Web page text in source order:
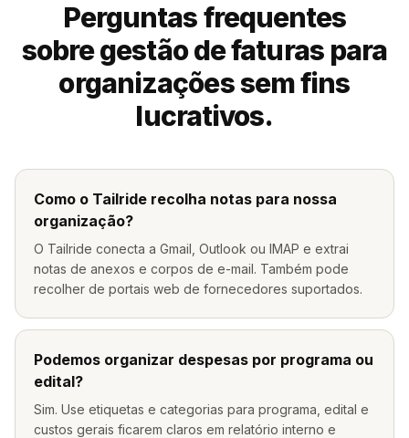
Perguntas frequentes
sobre gestão de faturas para
organizações sem fins
lucrativos.
Como o Tailride recolha notas para nossa
organização?
O Tailride conecta a Gmail, Outlook ou IMAP e extrai
notas de anexos e corpos de e-mail. Também pode
recolher de portais web de fornecedores suportados.
Podemos organizar despesas por programa ou
edital?
Sim. Use etiquetas e categorias para programa, edital e
custos gerais ficarem claros em relatório interno e